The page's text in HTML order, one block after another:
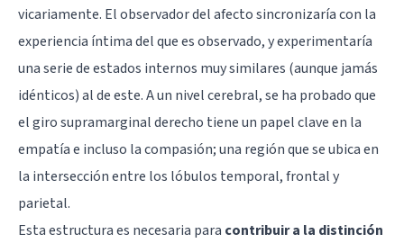
vicariamente. El observador del afecto sincronizaría con la
experiencia íntima del que es observado, y experimentaría
una serie de estados internos muy similares (aunque jamás
idénticos) al de este. A un nivel cerebral, se ha probado que
elgiro supramarginalderecho tiene un papel clave en la
empatía e incluso la compasión; una región que se ubica en
la intersección entre los lóbulos temporal, frontal y
parietal.
Esta estructura es necesaria para contribuir a la distinción